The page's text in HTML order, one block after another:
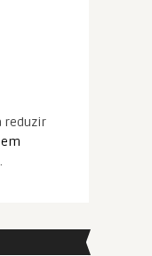
reduzir
.